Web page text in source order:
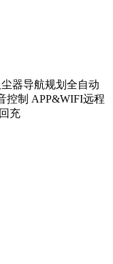
器导航规划全自动
控制 APP&WIFI远程
充